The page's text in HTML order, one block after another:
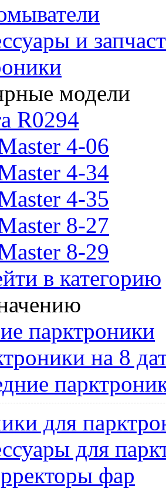
и
модели
R0294
4-06
4-34
4-35
8-27
8-29
в категорию
парктроники
на 8
для
для
фар